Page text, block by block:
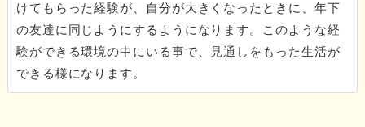
けてもらった経験が、自分が大きくなったときに、年下
の友達に同じようにするようになります。このような経
験ができる環境の中にいる事で、見通しをもった生活が
できる様になります。